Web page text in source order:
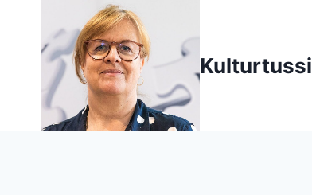
springen
Kulturtussi